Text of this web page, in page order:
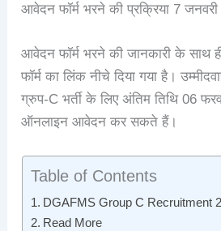
आवेदन फॉर्म भरने की प्रक्रिया 7
आवेदन फॉर्म भरने की जानकारी के साथ
फॉर्म का लिंक नीचे दिया गया है।
ग्रुप-C भर्ती के लिए अंतिम तिथि 06
ऑनलाइन आवेदन कर सकते हैं।
Table of Contents
DGAFMS Group C Recruitment
Read More